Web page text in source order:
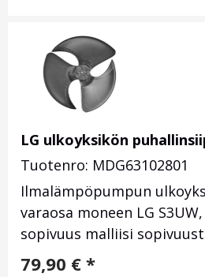
LG ulkoyksikön
Tuotenro: MDG63102801
Ilmalämpöpumpun
varaosa moneen LG
sopivuus malliisi
79,90 € *